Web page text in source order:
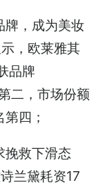
牌，成为美妆
，欧莱雅其
品牌
二，市场份额
四；
挽救下滑态
兰黛耗资17